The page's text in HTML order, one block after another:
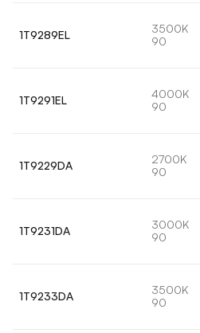
1T9289EL
3500K
90
1T9291EL
4000K
90
1T9229DA
2700K
90
1T9231DA
3000K
90
1T9233DA
3500K
90